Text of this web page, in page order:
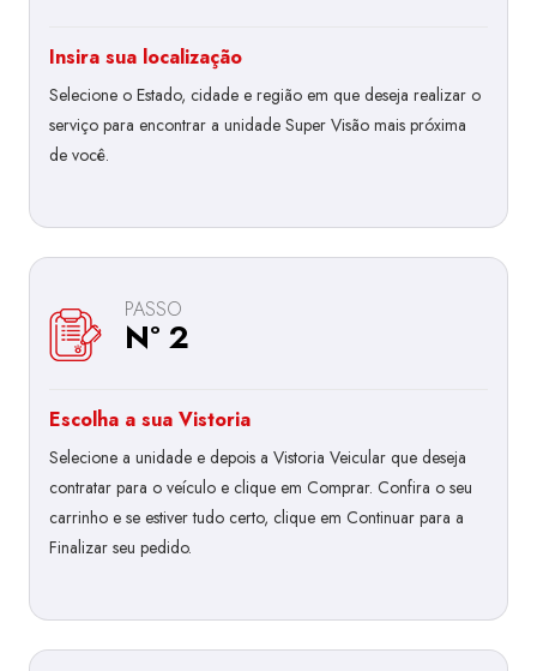
Insira sua localização
Selecione o Estado, cidade e região em que deseja realizar o
serviço para encontrar a unidade Super Visão mais próxima
de você.
PASSO
Nº 2
Escolha a sua Vistoria
Selecione a unidade e depois a Vistoria Veicular que deseja
contratar para o veículo e clique em Comprar. Confira o seu
carrinho e se estiver tudo certo, clique em Continuar para a
Finalizar seu pedido.